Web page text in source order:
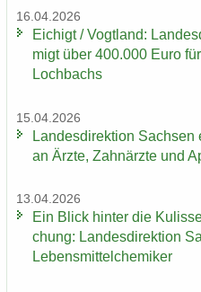
16.04.2026
Ei­chigt / Vogt­land:
migt über 400.000 Euro
Loch­bachs
15.04.2026
Lan­des­di­rek­ti­on Sach­sen
an Ärzte, Zahn­ärz­te und
13.04.2026
Ein Blick hin­ter die
chung: Lan­des­di­rek­ti­on
Le­bens­mit­tel­che­mi­ker